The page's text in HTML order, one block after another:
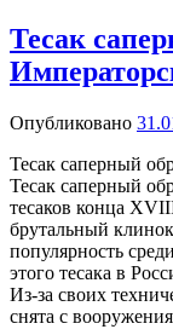
Тесак
Опубликовано
Тесак саперный
Тесак саперный
тесаков конца
брутальный
популярность
этого тесака в
Из-за своих
снята с